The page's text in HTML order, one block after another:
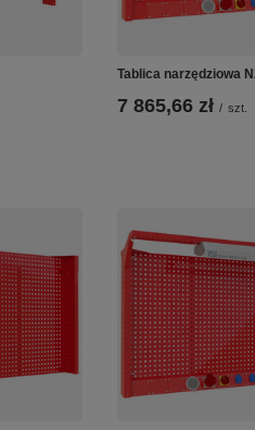
Tablica narzędziowa
7 865,66 zł / szt.